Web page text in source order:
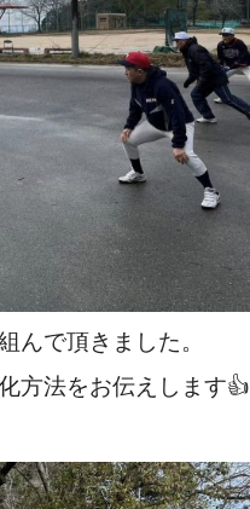
んで頂きました。
方法をお伝えします👍